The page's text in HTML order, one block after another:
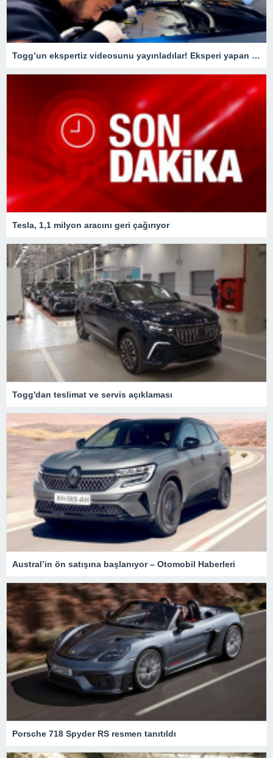
Togg’un ekspertiz videosunu yayınladılar! Eksperi yapan usta o detay karşısında şaştı kaldı
Tesla, 1,1 milyon aracını geri çağırıyor
Togg'dan teslimat ve servis açıklaması
Austral’in ön satışına başlanıyor – Otomobil Haberleri
Porsche 718 Spyder RS resmen tanıtıldı